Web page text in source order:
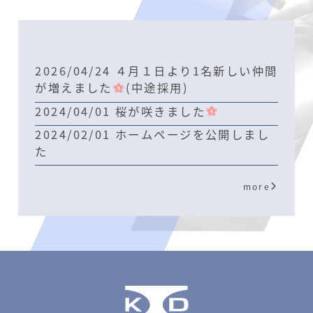
2026/04/24 ４月１日より1名新しい仲間
が増えました
(中途採用)
2024/04/01桜が咲きました
2024/02/01 ホームページを公開しまし
た
more